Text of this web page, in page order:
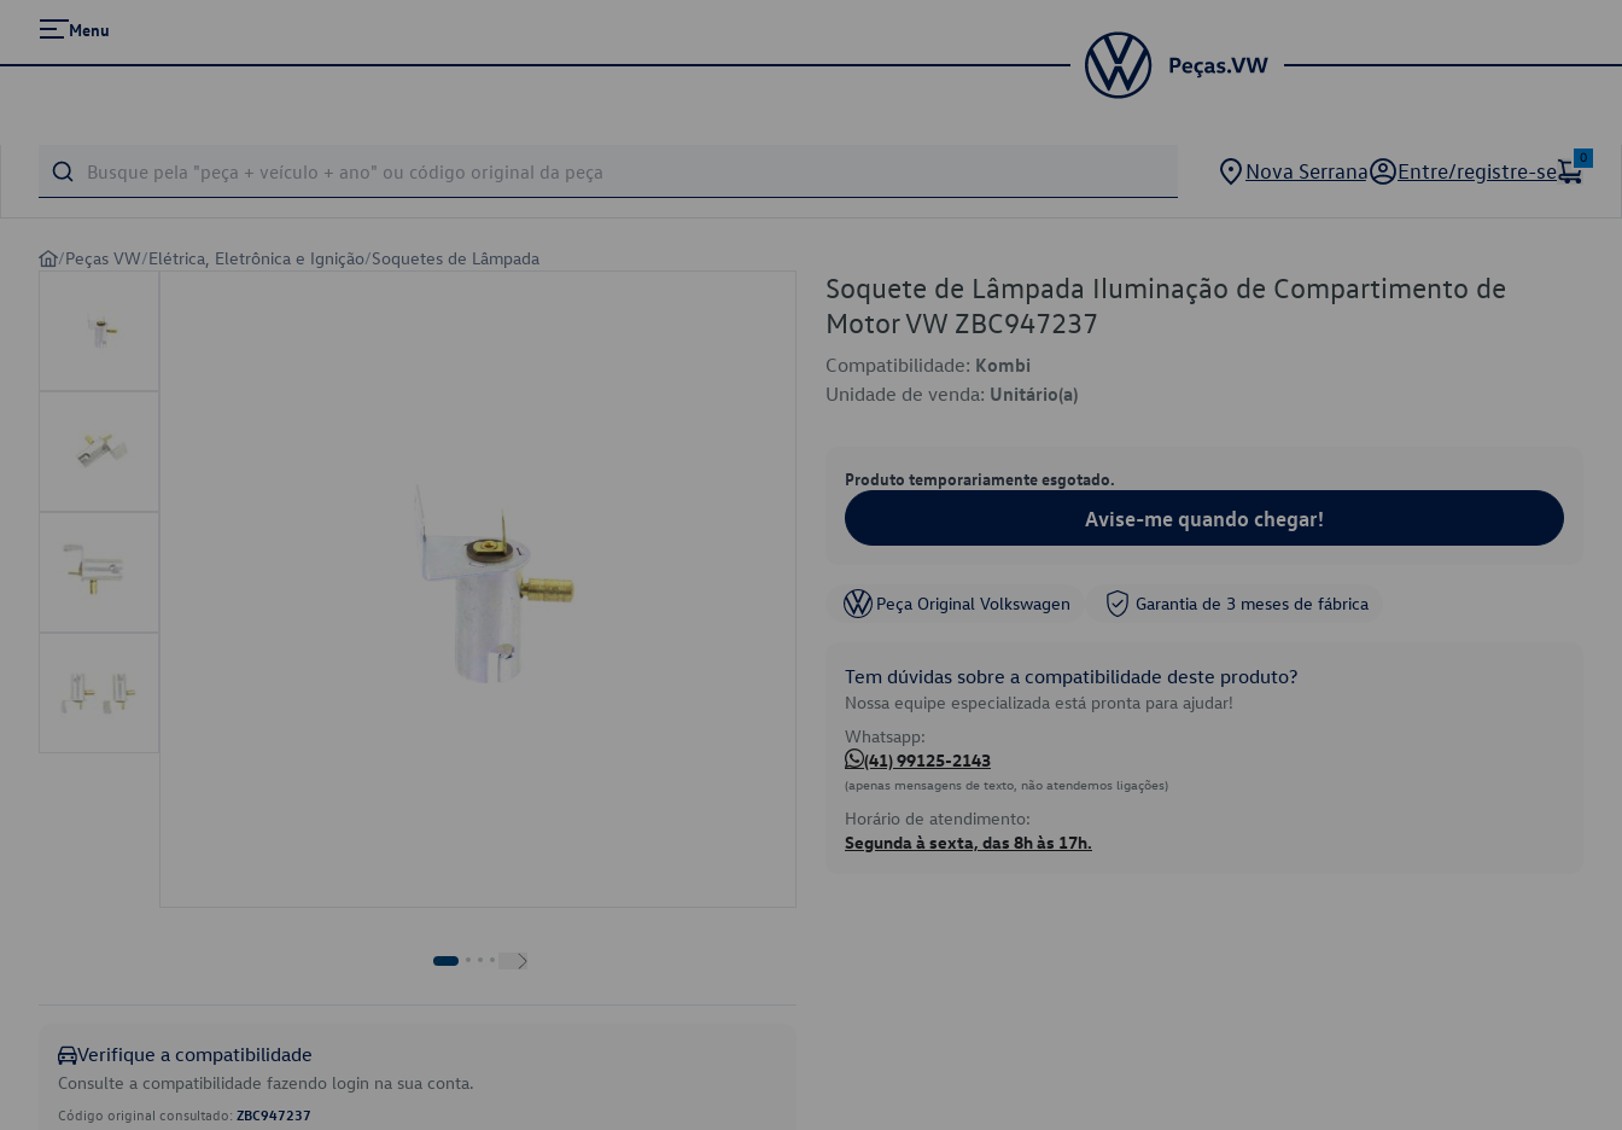
Menu
Nova Serrana Entre/registre-se
0
/Peças VW/Elétrica, Eletrônica e Ignição/Soquetes de Lâmpada
Verifique a compatibilidade
Consulte a compatibilidade fazendo login na sua conta.
Código original consultado: ZBC947237
Soquete de Lâmpada Iluminação de Compartimento de
Motor VW ZBC947237
Compatibilidade: Kombi
Unidade de venda: Unitário(a)
Produto temporariamente esgotado.
Avise-me quando chegar!
Peça Original Volkswagen Garantia de 3 meses de fábrica
Tem dúvidas sobre a compatibilidade deste produto?
Nossa equipe especializada está pronta para ajudar!
Whatsapp:
(41) 99125-2143
(apenas mensagens de texto, não atendemos ligações)
Horário de atendimento:
Segunda à sexta, das 8h às 17h.